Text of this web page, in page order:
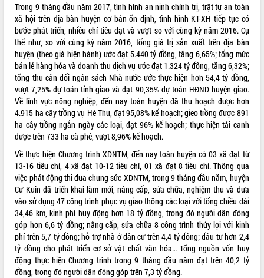
VIDEO
Khám bệnh, cấp phát thuốc miễn phí
và tặng quà người dân xã Cư Pui
Trong 9 tháng đầu năm 2017, tình hình an ninh chính trị, trật tự an toàn
xã hội trên địa bàn huyện cơ bản ổn định, tình hình KT-XH tiếp tục có
bước phát triển, nhiều chỉ tiêu đạt và vượt so với cùng kỳ năm 2016. Cụ
thể như, so với cùng kỳ năm 2016, tổng giá trị sản xuất trên địa bàn
huyện (theo giá hiện hành) ước đạt 5.440 tỷ đồng, tăng 6,65%; tổng mức
bán lẻ hàng hóa và doanh thu dịch vụ ước đạt 1.324 tỷ đồng, tăng 6,32%;
tổng thu cân đối ngân sách Nhà nước ước thực hiện hơn 54,4 tỷ đồng,
vượt 7,25% dự toán tỉnh giao và đạt 90,35% dự toán HĐND huyện giao.
Về lĩnh vực nông nghiệp, đến nay toàn huyện đã thu hoạch được hơn
4.915 ha cây trồng vụ Hè Thu, đạt 95,08% kế hoạch; gieo trồng được 891
ha cây trồng ngắn ngày các loại, đạt 96% kế hoạch; thực hiện tái canh
được trên 733 ha cà phê, vượt 8,96% kế hoạch.
Về thực hiện Chương trình XDNTM, đến nay toàn huyện có 03 xã đạt từ
13-16 tiêu chí, 4 xã đạt 10-12 tiêu chí, 01 xã đạt 8 tiêu chí. Thông qua
việc phát động thi đua chung sức XDNTM, trong 9 tháng đầu năm, huyện
Cư Kuin đã triển khai làm mới, nâng cấp, sửa chữa, nghiệm thu và đưa
vào sử dụng 47 công trình phục vụ giao thông các loại với tổng chiều dài
34,46 km, kinh phí huy động hơn 18 tỷ đồng, trong đó người dân đóng
góp hơn 6,6 tỷ đồng; nâng cấp, sửa chữa 8 công trình thủy lợi với kinh
phí trên 5,7 tỷ đồng; hỗ trợ nhà ở dân cư trên 4,4 tỷ đồng; đầu tư hơn 2,4
tỷ đồng cho phát triển cơ sở vật chất văn hóa… Tổng nguồn vốn huy
động thực hiện Chương trình trong 9 tháng đầu năm đạt trên 40,2 tỷ
đồng, trong đó người dân đóng góp trên 7,3 tỷ đồng.